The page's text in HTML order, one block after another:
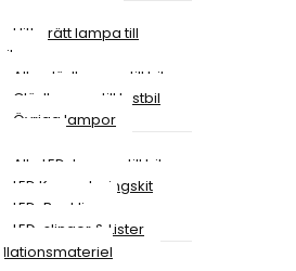
Hitta rätt lampa till
Alla glödlampor till bil
Glödlampor till lastbil
Övriga lampor
Alla LED-lampor till bil
LED Konverteringskit
LED-Backljus
LED-slingor & Lister